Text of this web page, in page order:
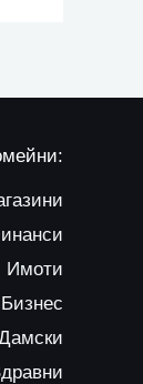
Имоти
Бизнес